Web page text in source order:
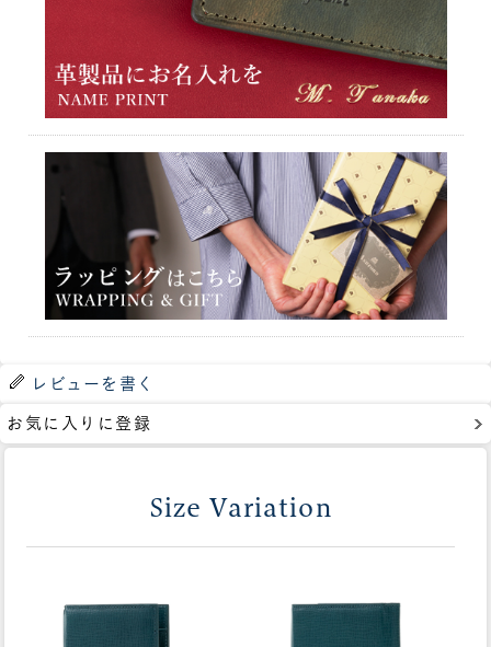
レビューを書く
お気に入りに登録
Size Variation